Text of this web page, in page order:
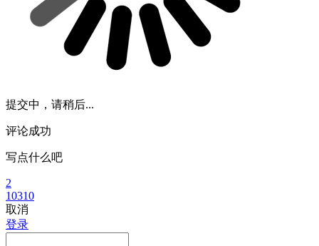
提交中，请稍后...
评论成功
写点什么吧
2
10310
取消
登录